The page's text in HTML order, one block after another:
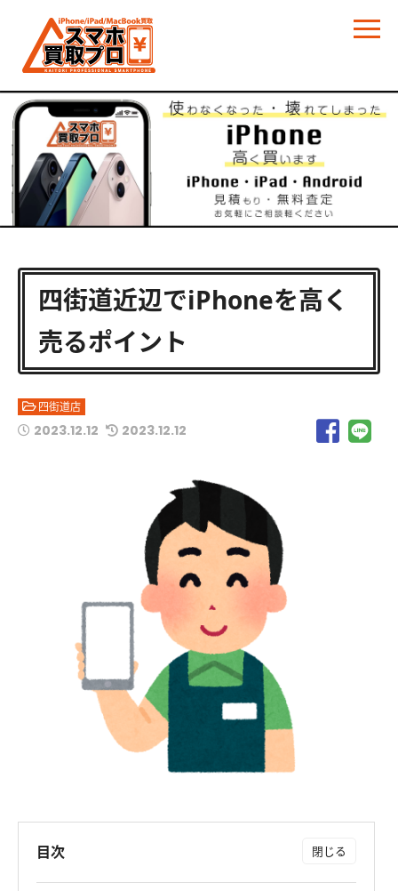
四街道近辺でiPhoneを高く
売るポイント
四街道店
2023.12.12 2023.12.12
目次